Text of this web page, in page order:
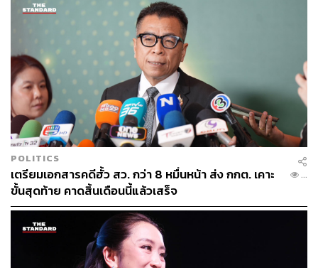
POLITICS
เตรียมเอกสารคดีฮั้ว สว. กว่า 8 หมื่นหน้า ส่ง กกต. เคาะ
ขั้นสุดท้าย คาดสิ้นเดือนนี้แล้วเสร็จ
...